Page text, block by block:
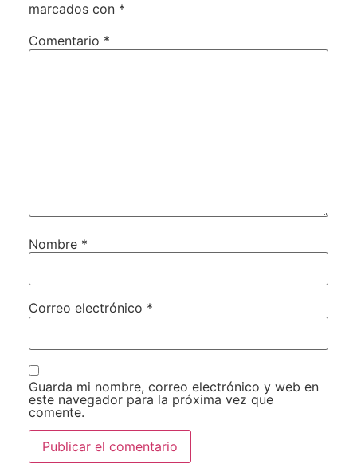
marcados con *
Comentario *
Nombre *
Correo electrónico *
Guarda mi nombre, correo electrónico y web en
este navegador para la próxima vez que
comente.